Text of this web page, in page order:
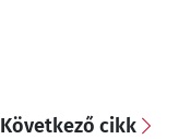
Következő cikk